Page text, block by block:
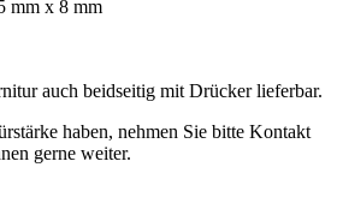
mm x 8 mm
auch beidseitig mit Drücker lieferbar.
haben, nehmen Sie bitte Kontakt
gerne weiter.